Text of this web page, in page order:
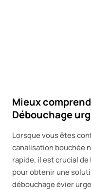
Mieux
Débouchage
Lorsque vous êtes
canalisation bouchée
rapide, il est crucial
pour obtenir une
débouchage évier